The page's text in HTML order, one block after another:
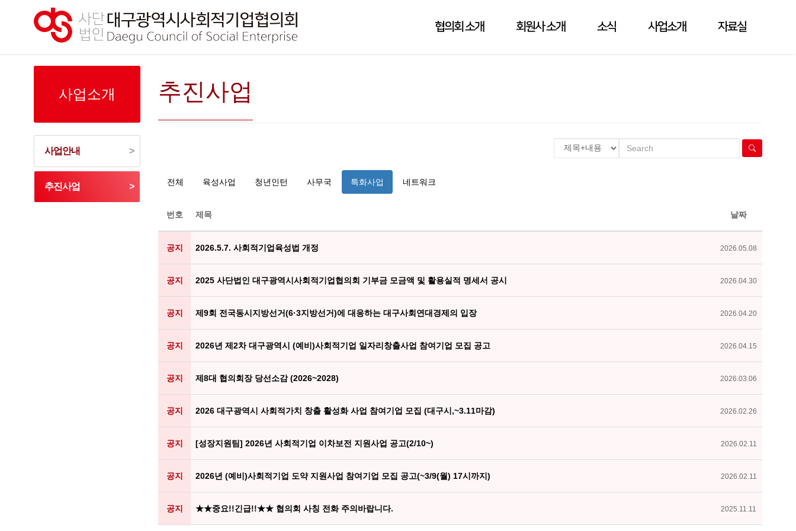
협의회 소개 회원사 소개 소식 사업소개 자료실
사업소개
사업안내
추진사업
추진사업
전체 육성사업 청년인턴 사무국 특화사업 네트워크
번호 제목 날짜
공지 2026.5.7. 사회적기업육성법 개정 2026.05.08
공지 2025 사단법인 대구광역시사회적기업협의회 기부금 모금액 및 활용실적 명세서 공시 2026.04.30
공지 제9회 전국동시지방선거(6·3지방선거)에 대응하는 대구사회연대경제의 입장 2026.04.20
공지 2026년 제2차 대구광역시 (예비)사회적기업 일자리창출사업 참여기업 모집 공고 2026.04.15
공지 제8대 협의회장 당선소감 (2026~2028) 2026.03.06
공지 2026 대구광역시 사회적가치 창출 활성화 사업 참여기업 모집 (대구시,~3.11마감) 2026.02.26
공지 [성장지원팀] 2026년 사회적기업 이차보전 지원사업 공고(2/10~) 2026.02.11
공지 2026년 (예비)사회적기업 도약 지원사업 참여기업 모집 공고(~3/9(월) 17시까지) 2026.02.11
공지 ★★중요!!긴급!!★★ 협의회 사칭 전화 주의바랍니다. 2025.11.11